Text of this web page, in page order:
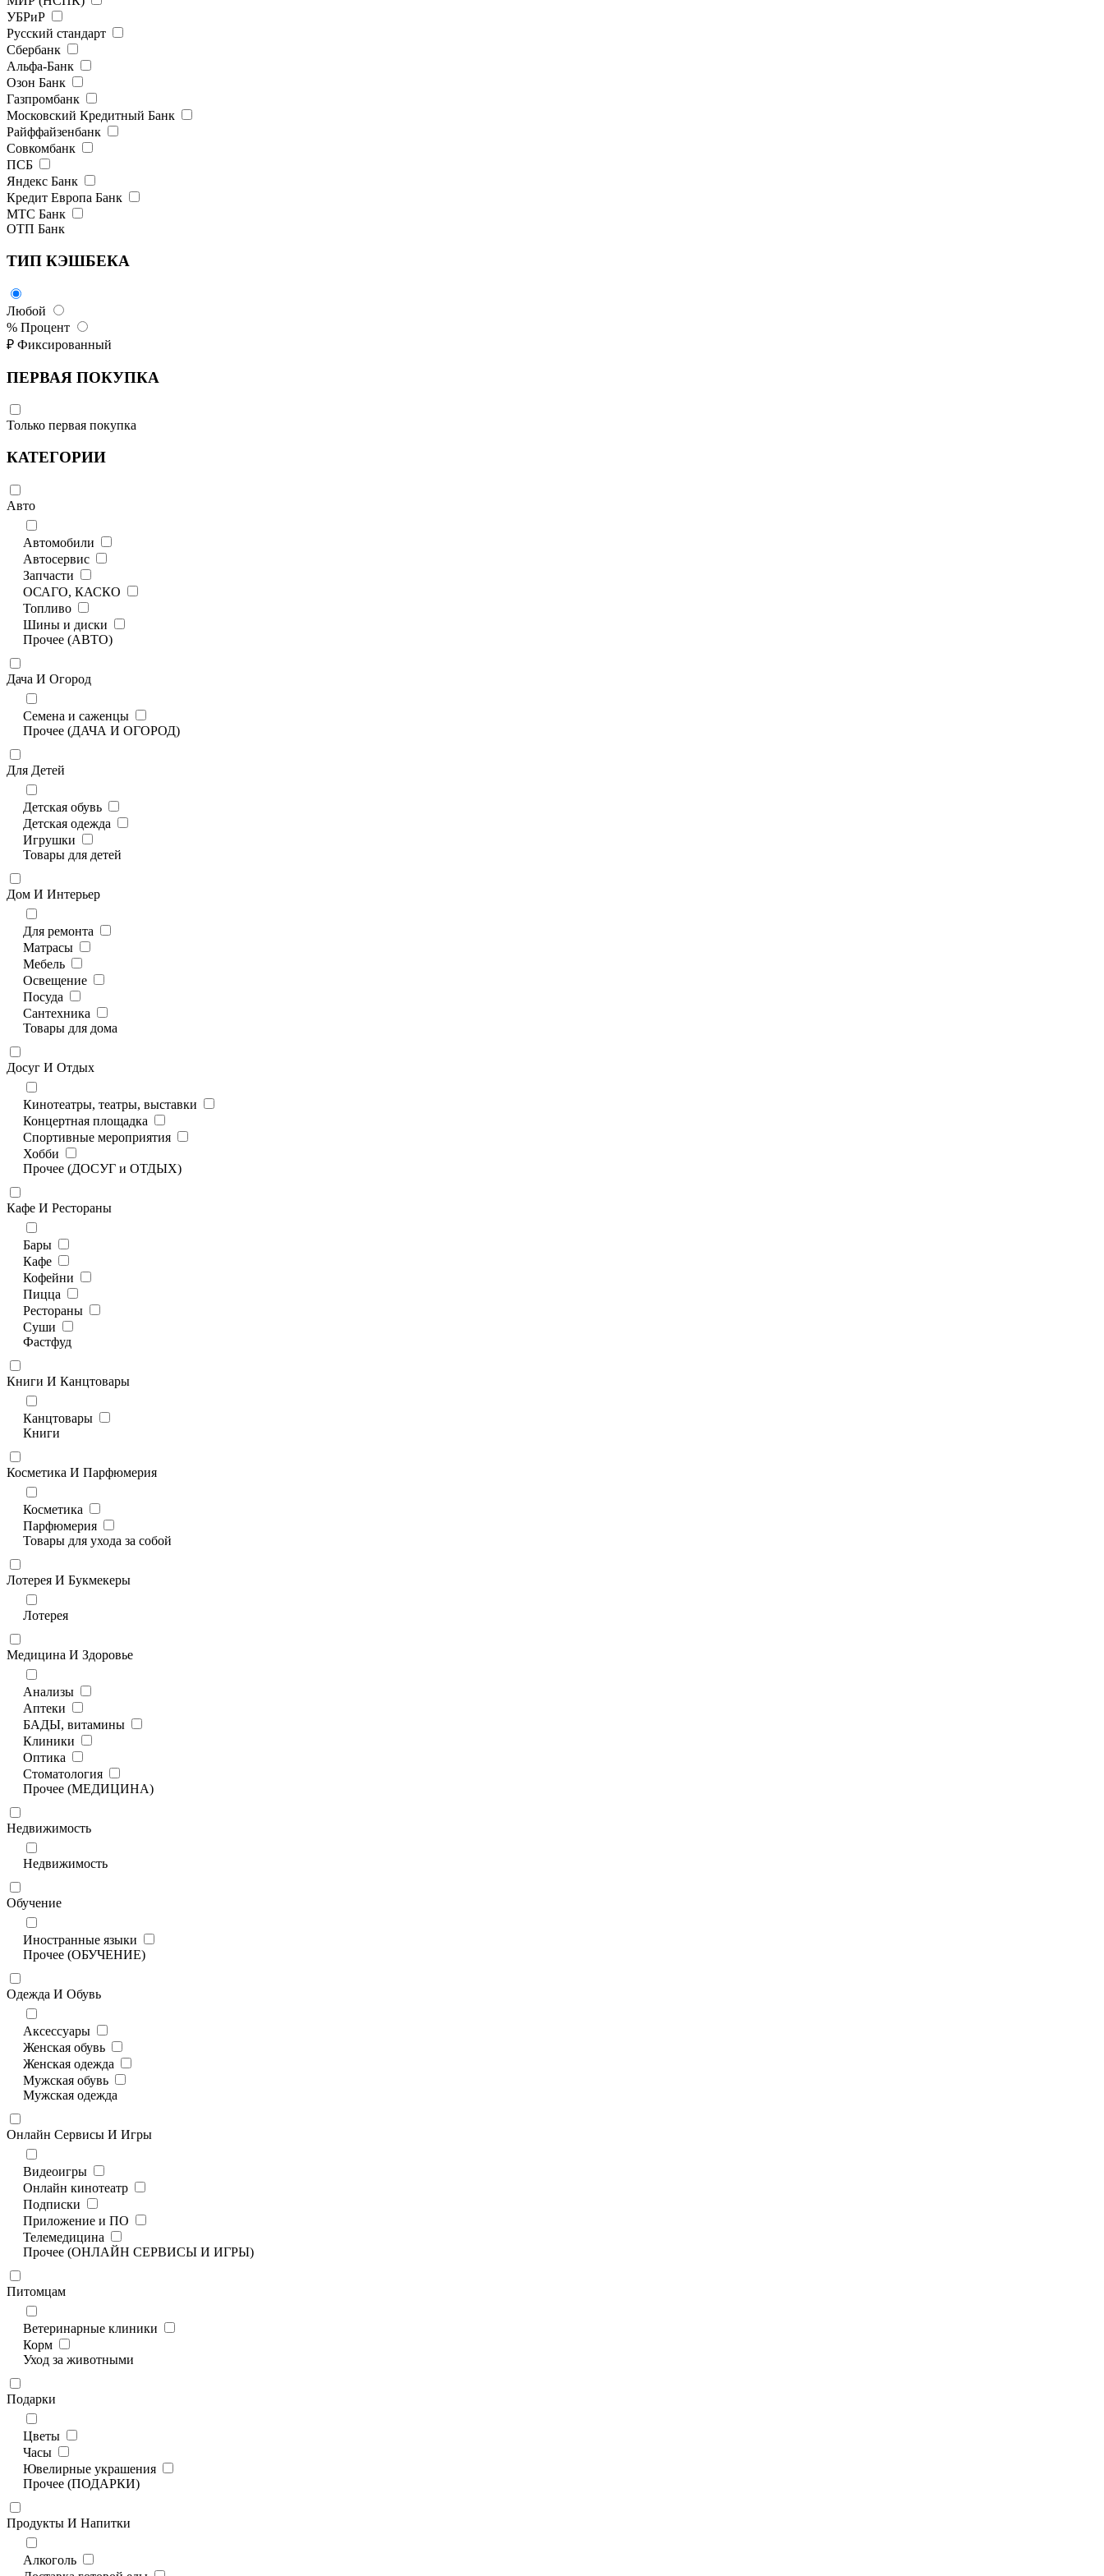
УБРиР
Русский стандарт
Сбербанк
Альфа-Банк
Озон Банк
Газпромбанк
Московский Кредитный Банк
Райффайзенбанк
Совкомбанк
ПСБ
Яндекс Банк
Кредит Европа Банк
МТС Банк
ОТП Банк
ТИП КЭШБЕКА
Любой
% Процент
₽ Фиксированный
ПЕРВАЯ ПОКУПКА
Только первая покупка
КАТЕГОРИИ
Авто
Автомобили
Автосервис
Запчасти
ОСАГО, КАСКО
Топливо
Шины и диски
Прочее (АВТО)
Дача И Огород
Семена и саженцы
Прочее (ДАЧА И ОГОРОД)
Для Детей
Детская обувь
Детская одежда
Игрушки
Товары для детей
Дом И Интерьер
Для ремонта
Матрасы
Мебель
Освещение
Посуда
Сантехника
Товары для дома
Досуг И Отдых
Кинотеатры, театры, выставки
Концертная площадка
Спортивные мероприятия
Хобби
Прочее (ДОСУГ и ОТДЫХ)
Кафе И Рестораны
Бары
Кафе
Кофейни
Пицца
Рестораны
Суши
Фастфуд
Книги И Канцтовары
Канцтовары
Книги
Косметика И Парфюмерия
Косметика
Парфюмерия
Товары для ухода за собой
Лотерея И Букмекеры
Лотерея
Медицина И Здоровье
Анализы
Аптеки
БАДЫ, витамины
Клиники
Оптика
Стоматология
Прочее (МЕДИЦИНА)
Недвижимость
Недвижимость
Обучение
Иностранные языки
Прочее (ОБУЧЕНИЕ)
Одежда И Обувь
Аксессуары
Женская обувь
Женская одежда
Мужская обувь
Мужская одежда
Онлайн Сервисы И Игры
Видеоигры
Онлайн кинотеатр
Подписки
Приложение и ПО
Телемедицина
Прочее (ОНЛАЙН СЕРВИСЫ И ИГРЫ)
Питомцам
Ветеринарные клиники
Корм
Уход за животными
Подарки
Цветы
Часы
Ювелирные украшения
Прочее (ПОДАРКИ)
Продукты И Напитки
Алкоголь